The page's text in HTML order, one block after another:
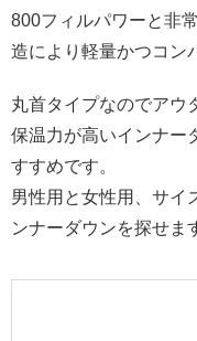
800フィルパワーと非
造により軽量かつコン
丸首タイプなのでアウ
保温力が高いインナー
すすめです。
男性用と女性用、サイ
ンナーダウンを探せま